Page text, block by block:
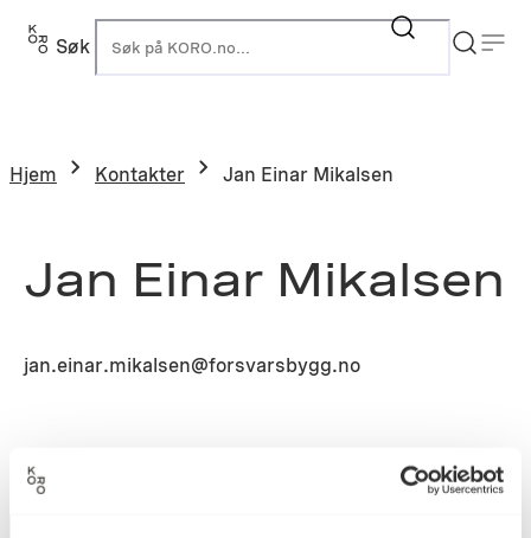
Søk
Hjem Kontakter Jan Einar Mikalsen
Jan Einar Mikalsen
jan.einar.mikalsen@forsvarsbygg.no